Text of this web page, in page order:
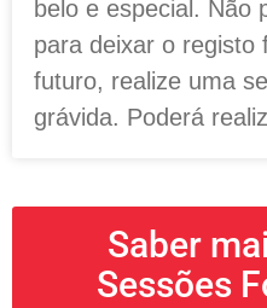
belo e especial. Não
para deixar o registo
futuro, realize uma
grávida. Poderá
Saber
Sessões